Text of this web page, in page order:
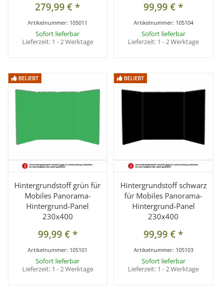
279,99 €*
Artikelnummer: 105011
Sofort lieferbar
Lieferzeit: 1 - 2 Werktage
99,99 €*
Artikelnummer: 105104
Sofort lieferbar
Lieferzeit: 1 - 2 Werktage
BELIEBT
BELIEBT
Hintergrundstoff grün für
Mobiles Panorama-
Hintergrund-Panel
230x400
99,99 €*
Artikelnummer: 105101
Sofort lieferbar
Lieferzeit: 1 - 2 Werktage
BELIEBT
BELIEBT
Hintergrundstoff schwarz
für Mobiles Panorama-
Hintergrund-Panel
230x400
99,99 €*
Artikelnummer: 105103
Sofort lieferbar
Lieferzeit: 1 - 2 Werktage